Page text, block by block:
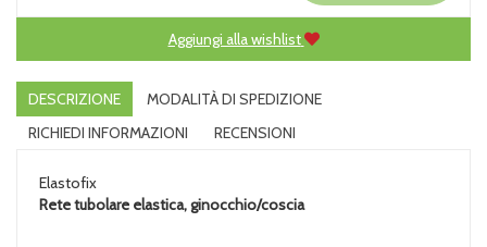
Aggiungi alla wishlist
DESCRIZIONE
MODALITÀ DI SPEDIZIONE
RICHIEDI INFORMAZIONI
RECENSIONI
Elastofix
Rete tubolare elastica, ginocchio/coscia